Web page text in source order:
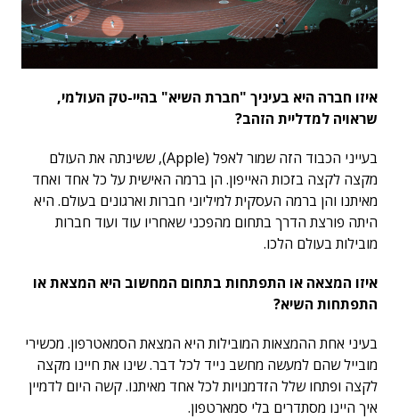
איזו חברה היא בעיניך "חברת השיא" בהיי-טק העולמי,
שראויה למדליית הזהב?
בעייני הכבוד הזה שמור לאפל (Apple), ששינתה את העולם
מקצה לקצה בזכות האייפון. הן ברמה האישית על כל אחד ואחד
מאיתנו והן ברמה העסקית למיליוני חברות וארגונים בעולם. היא
היתה פורצת הדרך בתחום מהפכני שאחריו עוד ועוד חברות
מובילות בעולם הלכו.
איזו המצאה או התפתחות בתחום המחשוב היא המצאת או
התפתחות השיא?
בעיני אחת ההמצאות המובילות היא המצאת הסמאטרפון. מכשירי
מובייל שהם למעשה מחשב נייד לכל דבר. שינו את חיינו מקצה
לקצה ופתחו שלל הזדמנויות לכל אחד מאיתנו. קשה היום לדמיין
איך היינו מסתדרים בלי סמארטפון.